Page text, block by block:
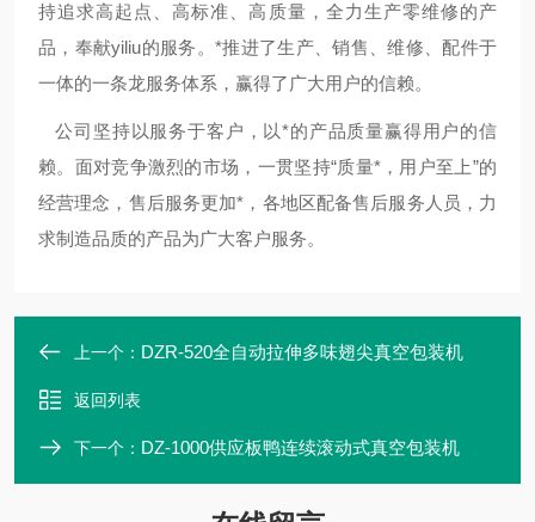
持追求高起点、高标准、高质量，全力生产零维修的产
品，奉献yiliu的服务。*推进了生产、销售、维修、配件于
一体的一条龙服务体系，赢得了广大用户的信赖。
公司坚持以服务于客户，以*的产品质量赢得用户的信
赖。面对竞争激烈的市场，一贯坚持“质量*，用户至上”的
经营理念，售后服务更加*，各地区配备售后服务人员，力
求制造品质的产品为广大客户服务。
上一个： DZR-520全自动拉伸多味翅尖真空包装机
返回列表
下一个： DZ-1000供应板鸭连续滚动式真空包装机